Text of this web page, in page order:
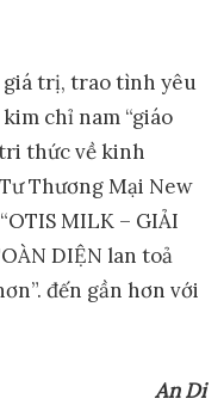
trị, trao tình yêu
chỉ nam “giáo
thức về kinh
Thương Mại New
MILK – GIẢI
DIỆN lan toả
đến gần hơn với
An Di